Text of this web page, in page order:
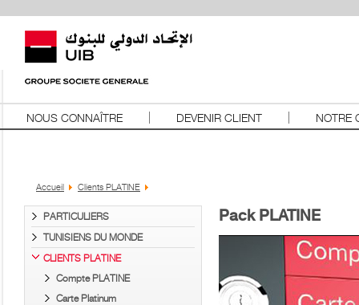
NOUS CONNAÎTRE DEVENIR CLIENT NOTRE
Accueil Clients PLATINE
PARTICULIERS
TUNISIENS DU MONDE
CLIENTS PLATINE
Compte PLATINE
Carte Platinum
Pack PLATINE